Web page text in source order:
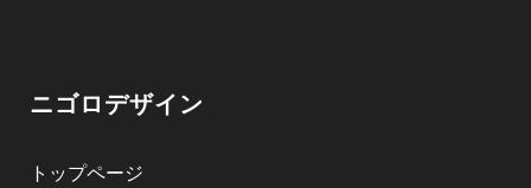
ニゴロデザイン
トップページ